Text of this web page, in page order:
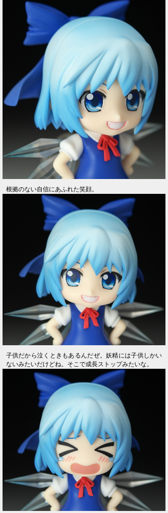
根拠のない自信にあふれた笑顔。
子供だから泣くときもあるんだぜ。妖精には子供しかい
ないみたいだけどね。そこで成長ストップみたいな。